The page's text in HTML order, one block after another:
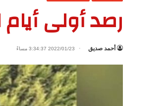
رصد أولى أيام
أحمد صديق 2022/01/23 3:34:37 مساءً